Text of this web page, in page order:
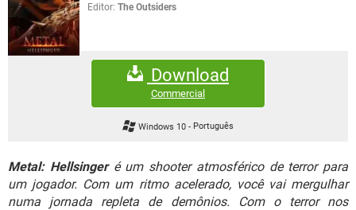
INSTAGRAM
GUIA DE COMPRAS
OUTLOOK
INSTAGRAM
JOGOS
CELULAR
EXCEL
GMAIL
FÓRUM
JOGOS
FACEBOOK
EXCEL
GMAIL
GLOSSÁRIO
WHATSAPP
INSTAGRAM GMAIL
GUIA DE COMPRAS
Editor: The Outsiders
Download
Commercial
Windows 10- Português
Metal: Hellsingeré um shooter atmosférico de terror para
um jogador. Com um ritmo acelerado, você vai mergulhar
numa jornada repleta de demônios. Com o terror nos